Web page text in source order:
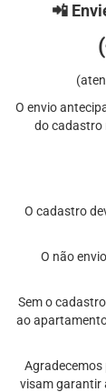
📲
O envio
do cadastro
O cadastro
O não
Sem o
ao
Agradecemos
visam garantir